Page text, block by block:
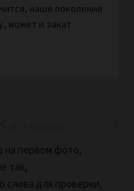
наше поколение
может и закат
на первом фото,
так,
слова для проверки,